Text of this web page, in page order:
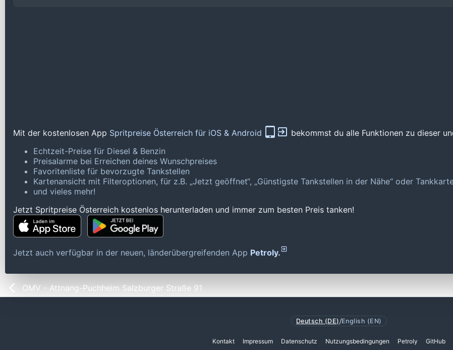
Mit der kostenlosen App Spritpreise Österreich für iOS & Android
bekommst du alle Funktionen zu dieser
Echtzeit-Preise für Diesel & Benzin
Preisalarme bei Erreichen deines Wunschpreises
Favoritenliste für bevorzugte Tankstellen
Kartenansicht mit Filteroptionen, für z.B. „Jetzt geöffnet“, „Günstigste Tankstellen in der Nähe“ oder
und vieles mehr!
Jetzt Spritpreise Österreich kostenlos herunterladen und immer zum besten Preis tanken!
Jetzt auch verfügbar in der neuen, länderübergreifenden App Petroly.
OMV - Attnang-Puchheim Salzburger Straße 91
Deutsch (DE) /English (EN)
Kontakt Impressum Datenschutz Nutzungsbedingungen Petroly GitHub